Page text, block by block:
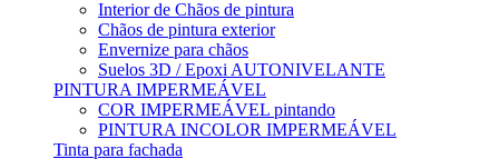
Interior de Chãos de pintura
Chãos de pintura exterior
Envernize para chãos
Suelos 3D / Epoxi AUTONIVELANTE
PINTURA IMPERMEÁVEL
COR IMPERMEÁVEL pintando
PINTURA INCOLOR IMPERMEÁVEL
Tinta para fachada